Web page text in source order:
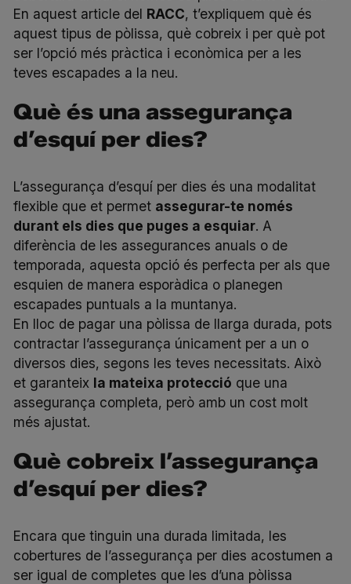
En aquest article del RACC, t’expliquem què és
aquest tipus de pòlissa, què cobreix i per què pot
ser l’opció més pràctica i econòmica per a les
teves escapades a la neu.
Què és una assegurança
d’esquí per dies?
L’assegurança d’esquí per dies és una modalitat
flexible que et permet assegurar-te només
durant els dies que puges a esquiar. A
diferència de les assegurances anuals o de
temporada, aquesta opció és perfecta per als que
esquien de manera esporàdica o planegen
escapades puntuals a la muntanya.
En lloc de pagar una pòlissa de llarga durada, pots
contractar l’assegurança únicament per a un o
diversos dies, segons les teves necessitats. Això
et garanteix la mateixa protecció que una
assegurança completa, però amb un cost molt
més ajustat.
Què cobreix l’assegurança
d’esquí per dies?
Encara que tinguin una durada limitada, les
cobertures de l’assegurança per dies acostumen a
ser igual de completes que les d’una pòlissa